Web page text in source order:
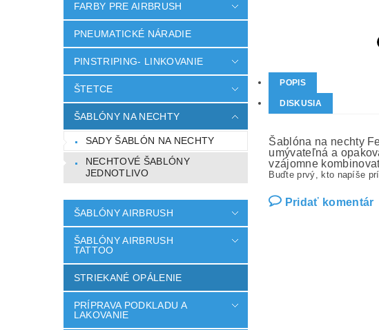
FARBY PRE AIRBRUSH
PNEUMATICKÉ NÁRADIE
PINSTRIPING- LINKOVANIE
ŠTETCE
ŠABLÓNY NA NECHTY
SADY ŠABLÓN NA NECHTY
NECHTOVÉ ŠABLÓNY
JEDNOTLIVO
ŠABLÓNY AIRBRUSH
ŠABLÓNY AIRBRUSH
TATTOO
STRIEKANÉ OPÁLENIE
PRÍPRAVA PODKLADU A
LAKOVANIE
POPIS
DISKUSIA
Šablóna na nechty
umývateľná a
vzájomne
Buďte prvý, kto napíše
Pridať komentár